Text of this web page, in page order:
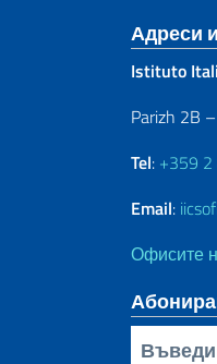
Адреси
Istituto
Parizh 2B
Tel: +359
Email:
Офисите
Inserisci la tua email